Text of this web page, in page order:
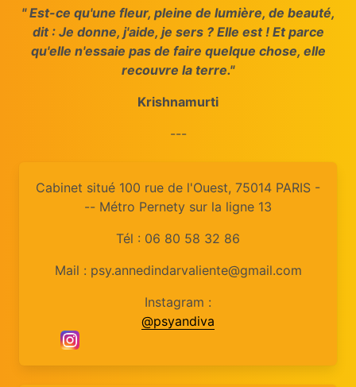
" Est-ce qu'une fleur, pleine de lumière, de beauté,
dit : Je donne, j'aide, je sers ? Elle est ! Et parce
qu'elle n'essaie pas de faire quelque chose, elle
recouvre la terre."
Krishnamurti
---
Cabinet situé 100 rue de l'Ouest, 75014 PARIS -
-- Métro Pernety sur la ligne 13
Tél : 06 80 58 32 86
Mail : psy.annedindarvaliente@gmail.com
Instagram :
@psyandiva